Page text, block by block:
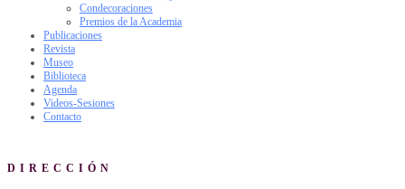
Condecoraciones
Premios de la Academia
Publicaciones
Revista
Museo
Biblioteca
Agenda
Videos-Sesiones
Contacto
DIRECCIÓN